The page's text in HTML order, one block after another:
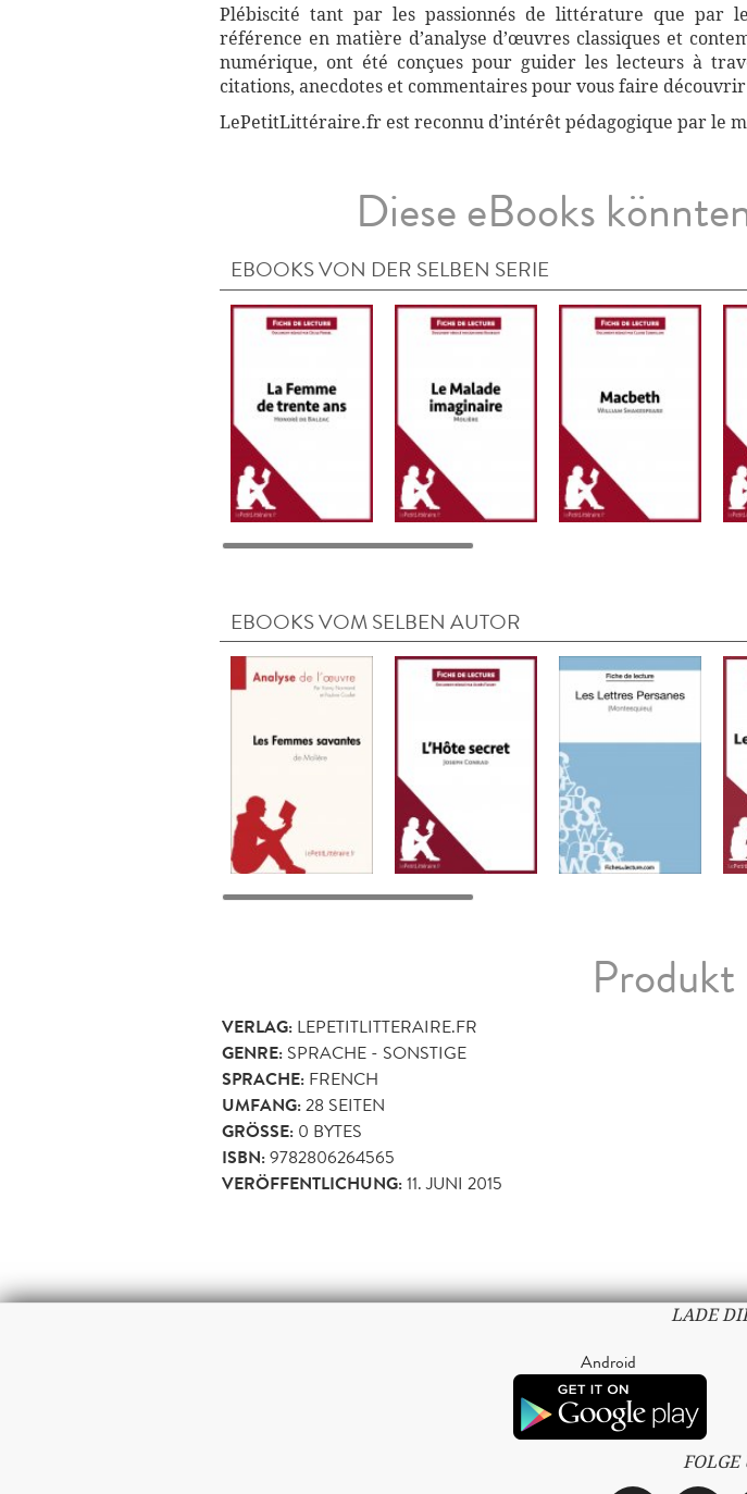
Plébiscité tant par les passionnés de littérature que par
référence en matière d’analyse d’œuvres classiques et
numérique, ont été conçues pour guider les lecteurs à
citations, anecdotes et commentaires pour vous faire
LePetitLittéraire.fr est reconnu d’intérêt pédagogique par le
Diese eBooks
EBOOKS VON DER SELBEN SERIE
EBOOKS VOM SELBEN AUTOR
VERLAG: LEPETITLITTERAIRE.FR
GENRE: SPRACHE - SONSTIGE
SPRACHE: FRENCH
UMFANG:28 SEITEN
GRÖSSE: 0 BYTES
ISBN:9782806264565
VERÖFFENTLICHUNG:11. JUNI 2015
LADE
Android
FOLGE